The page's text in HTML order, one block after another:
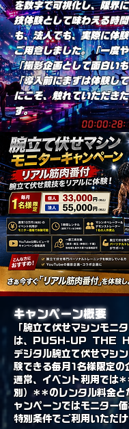
を数字で可視化し、限界
技体験として味わえる時
も、法人でも、実際に体
ご用意しました。「一度
「撮影企画として面白い
「導入前にまずは体験し
にこそ、触れていただき
す。
キャンペーン概要
「腕立て伏せマシンモニ
は、PUSH-UP THE
デジタル腕立て伏せマシ
験できる毎月1名様限定の
通常、イベント利用で
別）**のレンタル料金と
ャンペーンではモニター
特別条件でご利用いただけ